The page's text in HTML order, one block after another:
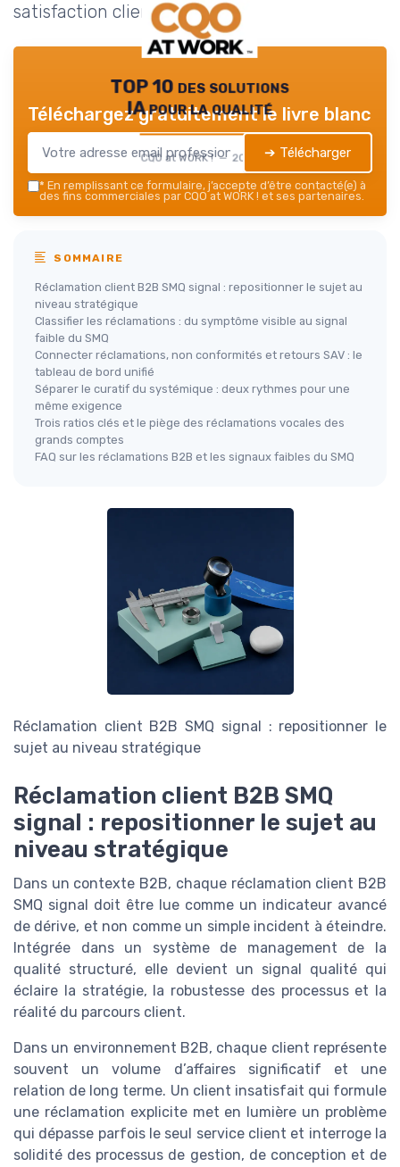
satisfaction client B2B.
TOP 10 des solutions
IA pour la qualité
CQO at WORK ! — 2026
Téléchargez gratuitement le livre blanc
➔ Télécharger
* En remplissant ce formulaire, j’accepte d’être contacté(e) à
des fins commerciales par CQO at WORK ! et ses partenaires.
SOMMAIRE
Réclamation client B2B SMQ signal : repositionner le sujet au
niveau stratégique
Classifier les réclamations : du symptôme visible au signal
faible du SMQ
Connecter réclamations, non conformités et retours SAV : le
tableau de bord unifié
Séparer le curatif du systémique : deux rythmes pour une
même exigence
Trois ratios clés et le piège des réclamations vocales des
grands comptes
FAQ sur les réclamations B2B et les signaux faibles du SMQ
Réclamation client B2B SMQ signal : repositionner le
sujet au niveau stratégique
Réclamation client B2B SMQ
signal : repositionner le sujet au
niveau stratégique
Dans un contexte B2B, chaque réclamation client B2B
SMQ signal doit être lue comme un indicateur avancé
de dérive, et non comme un simple incident à éteindre.
Intégrée dans un système de management de la
qualité structuré, elle devient un signal qualité qui
éclaire la stratégie, la robustesse des processus et la
réalité du parcours client.
Dans un environnement B2B, chaque client représente
souvent un volume d’affaires significatif et une
relation de long terme. Un client insatisfait qui formule
une réclamation explicite met en lumière un problème
qui dépasse parfois le seul service client et interroge la
solidité des processus de gestion, de conception et de